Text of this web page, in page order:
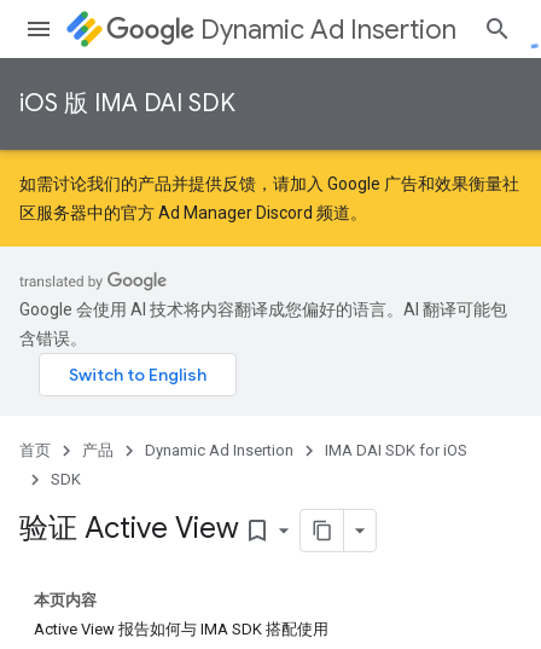
Dynamic Ad Insertion
iOS 版 IMA DAI SDK
如需讨论我们的产品并提供反馈，请加入 Google 广告和效果衡量社
区服务器中的官方 Ad Manager Discord 频道。
Google 会使用 AI 技术将内容翻译成您偏好的语言。AI 翻译可能包
含错误。
首页 产品 Dynamic Ad Insertion
IMA DAI SDK for iOS
SDK
验证 Active View bookmark_border
本页内容
Active View 报告如何与 IMA SDK 搭配使用